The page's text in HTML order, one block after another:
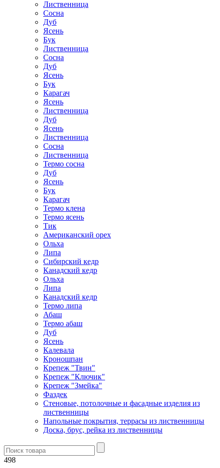
Лиственница
Сосна
Дуб
Ясень
Бук
Лиственница
Сосна
Дуб
Ясень
Бук
Карагач
Ясень
Лиственница
Дуб
Ясень
Лиственница
Сосна
Лиственница
Термо сосна
Дуб
Ясень
Бук
Карагач
Термо клена
Термо ясень
Тик
Американский орех
Ольха
Липа
Сибирский кедр
Канадский кедр
Ольха
Липа
Канадский кедр
Термо липа
Абаш
Термо абаш
Дуб
Ясень
Калевала
Кроношпан
Крепеж "Твин"
Крепеж "Ключик"
Крепеж "Змейка"
Фаздек
Стеновые, потолочные и фасадные изделия из
лиственницы
Напольные покрытия, террасы из лиственницы
Доска, брус, рейка из лиственницы
498